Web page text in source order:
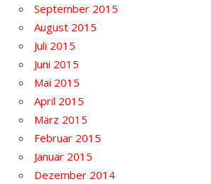
September 2015
August 2015
Juli 2015
Juni 2015
Mai 2015
April 2015
März 2015
Februar 2015
Januar 2015
Dezember 2014